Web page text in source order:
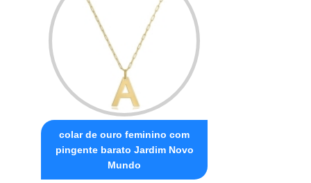
colar de ouro feminino com
pingente barato Jardim Novo
Mundo